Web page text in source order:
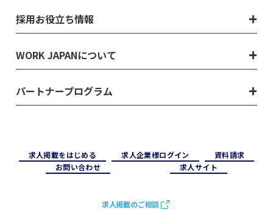
採用お役立ち情報
WORK JAPANについて
パートナープログラム
求⼈掲載をはじめる 求⼈企業様ログイン
資料請求
お問い合わせ
求⼈サイト
求人掲載のご相談